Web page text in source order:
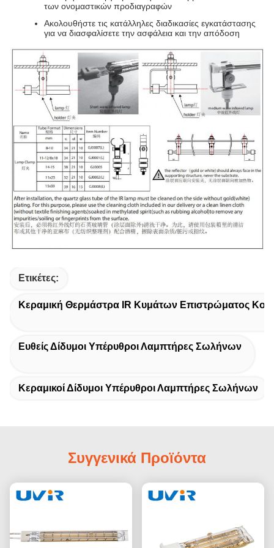
των ονομαστικών προδιαγραφών
Ακολουθήστε τις κατάλληλες διαδικασίες εγκατάστασης
για να διασφαλίσετε την ασφάλεια και την απόδοση
Ετικέτες:
Κεραμική Θερμάστρα IR Κυμάτων Επιστρώματος
Ευθείς Δίδυμοι Υπέρυθροι Λαμπτήρες Σωλήνων
Κεραμικοί Δίδυμοι Υπέρυθροι Λαμπτήρες Σωλήνων
Συγγενικά Προϊόντα